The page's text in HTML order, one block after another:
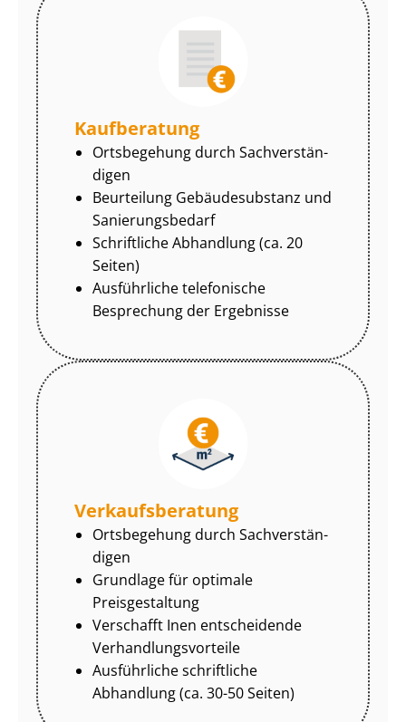
Kaufberatung
Ortsbegehung durch Sach­ver­stän­
di­gen
Beurteilung Gebäudesubstanz und
Sa­nie­rungs­be­darf
Schriftliche Abhandlung (ca. 20
Seiten)
Ausführliche telefonische
Besprechung der Ergebnisse
Ver­kaufs­be­ra­tung
Ortsbegehung durch Sach­ver­stän­
di­gen
Grundlage für optimale
Preisgestaltung
Verschafft Inen entscheidende
Ver­hand­lungs­vor­tei­le
Ausführliche schriftliche
Abhandlung (ca. 30-50 Seiten)